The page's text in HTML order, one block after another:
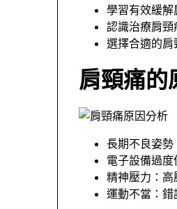
學習有效緩解
認識治療肩
選擇合適的肩
肩頸痛的
長期不良姿
電子設備過
精神壓力：
運動不當：